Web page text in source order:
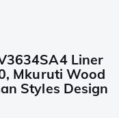
Liner
Mkuruti Wood
Styles Design